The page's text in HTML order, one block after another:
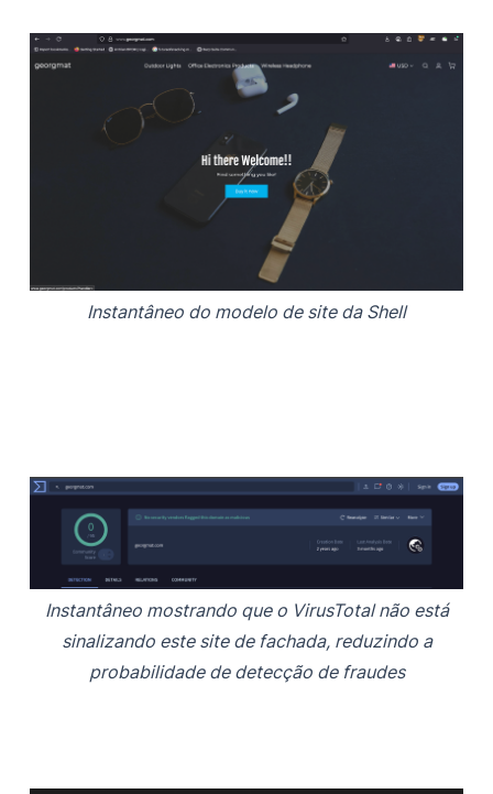
Instantâneo do modelo de site da Shell
Instantâneo mostrando que o VirusTotal não está
sinalizando este site de fachada, reduzindo a
probabilidade de detecção de fraudes